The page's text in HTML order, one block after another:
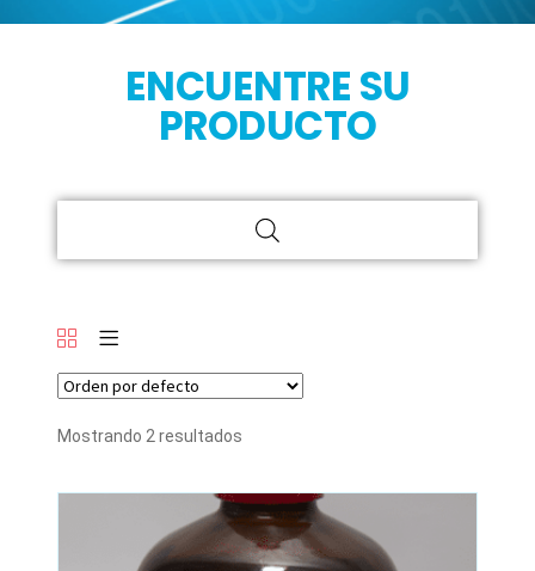
ENCUENTRE SU
PRODUCTO
Mostrando 2 resultados